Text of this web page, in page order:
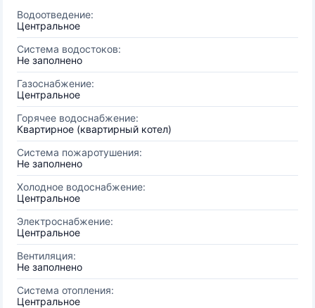
Водоотведение:
Центральное
Система водостоков:
Не заполнено
Газоснабжение:
Центральное
Горячее водоснабжение:
Квартирное (квартирный котел)
Система пожаротушения:
Не заполнено
Холодное водоснабжение:
Центральное
Электроснабжение:
Центральное
Вентиляция:
Не заполнено
Система отопления:
Центральное